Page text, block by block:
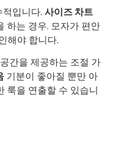
입니다. 사이즈 차트
하는 경우. 모자가 편안
해야 합니다.
간을 제공하는 조절 가
기분이 좋아질 뿐만 아
룩을 연출할 수 있습니